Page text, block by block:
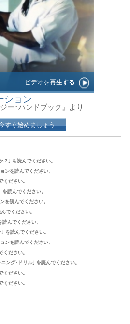
ビデオを再生する
ション
ー･ハンドブック』より
すぐ始めましょう
？｣ を読んでください。
ンを読んでください。
ください。
読んでください。
を読んでください。
でください。
んでください。
を読んでください。
ンを読んでください。
ください。
ング･ドリル｣ を読んでください。
ください。
ください。